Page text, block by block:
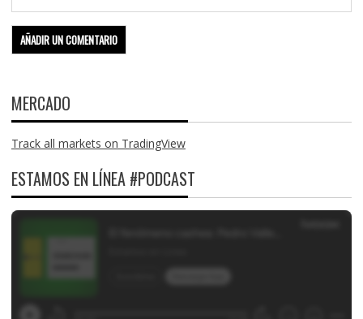
MERCADO
Track all markets on TradingView
ESTAMOS EN LÍNEA #PODCAST